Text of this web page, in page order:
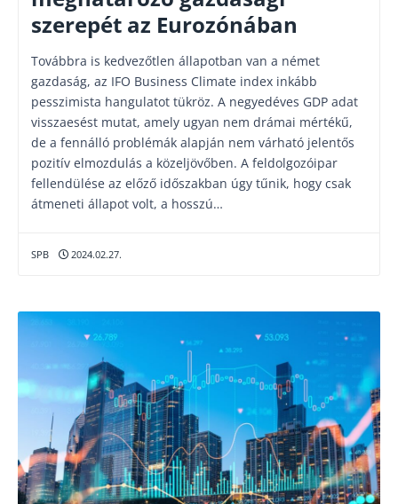
szerepét az Eurozónában
Továbbra is kedvezőtlen állapotban van a német
gazdaság, az IFO Business Climate index inkább
pesszimista hangulatot tükröz. A negyedéves GDP adat
visszaesést mutat, amely ugyan nem drámai mértékű,
de a fennálló problémák alapján nem várható jelentős
pozitív elmozdulás a közeljövőben. A feldolgozóipar
fellendülése az előző időszakban úgy tűnik, hogy csak
átmeneti állapot volt, a hosszú…
SPB 2024.02.27.